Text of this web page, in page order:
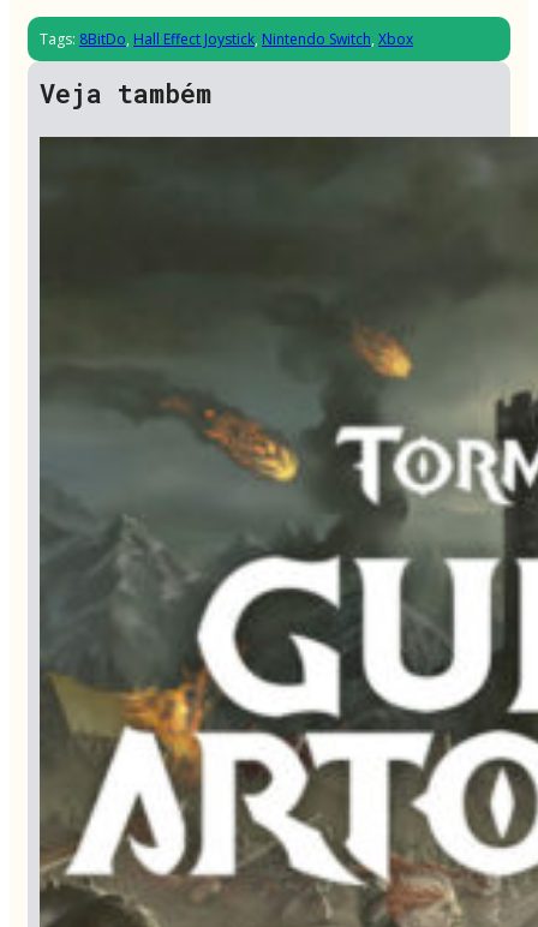
Tags: 8BitDo, Hall Effect Joystick, Nintendo Switch, Xbox
Veja também